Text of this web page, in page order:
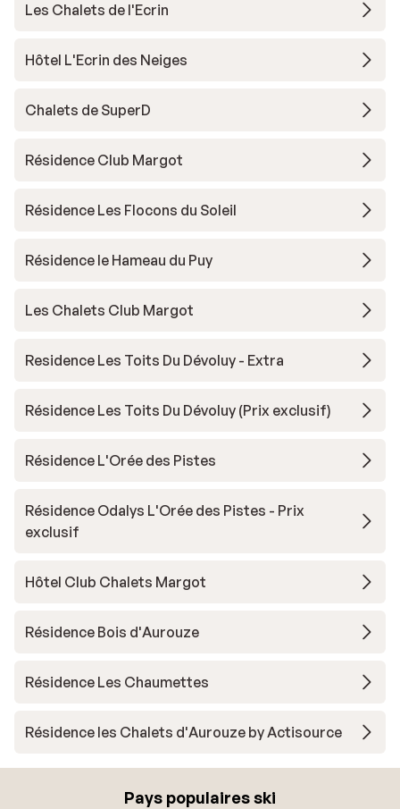
Les Chalets de l'Ecrin
Hôtel L'Ecrin des Neiges
Chalets de SuperD
Résidence Club Margot
Résidence Les Flocons du Soleil
Résidence le Hameau du Puy
Les Chalets Club Margot
Residence Les Toits Du Dévoluy - Extra
Résidence Les Toits Du Dévoluy (Prix exclusif)
Résidence L'Orée des Pistes
Résidence Odalys L'Orée des Pistes - Prix
exclusif
Hôtel Club Chalets Margot
Résidence Bois d'Aurouze
Résidence Les Chaumettes
Résidence les Chalets d'Aurouze by Actisource
Pays populaires ski